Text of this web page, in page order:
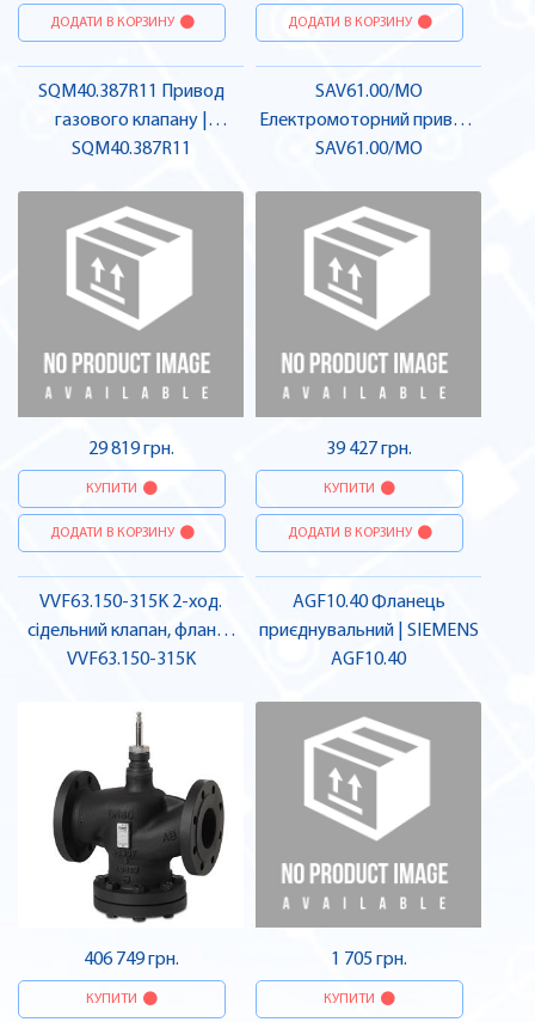
ДОДАТИ В КОРЗИНУ ДОДАТИ В КОРЗИНУ
SQM40.387R11 Привод
газового клапану |
SIEMENS
SQM40.387R11
29 819 грн.
КУПИТИ
ДОДАТИ В КОРЗИНУ
SAV61.00/MO
Електромоторний привод,
1600N Modbus | SIEMENS
SAV61.00/MO
39 427 грн.
КУПИТИ
ДОДАТИ В КОРЗИНУ
VVF63.150-315K 2-ход.
сідельний клапан, фланц.,
PN40, DN150, kvs 315 |
VVF63.150-315K
406 749 грн.
КУПИТИ
AGF10.40 Фланець
приєднувальний | SIEMENS
AGF10.40
1 705 грн.
КУПИТИ